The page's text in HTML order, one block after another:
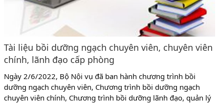
Tài liệu bồi dưỡng ngạch chuyên viên, chuyên viên
chính, lãnh đạo cấp phòng
Ngày 2/6/2022, Bộ Nội vụ đã ban hành chương trình bồi
dưỡng ngạch chuyên viên, Chương trình bồi dưỡng ngạch
chuyên viên chính, Chương trình bồi dưỡng lãnh đạo, quản lý